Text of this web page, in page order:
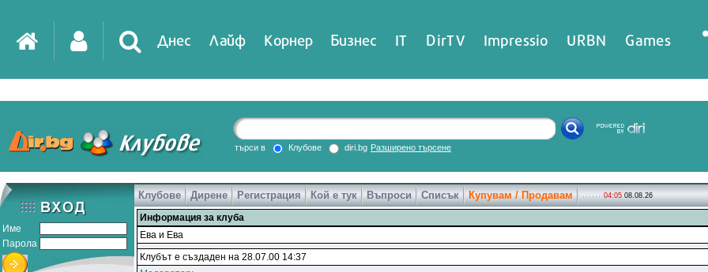
Днес Лайф Корнер Бизнес IT DirTV Impressio URBN Games
търси в Клубове diri.bg Разширено търсене
Име
Парола
Клубове Дирене Регистрация Кой е тук Въпроси Списък Купувам / Продавам 04:05 08.08.26
Информация за клуба
Ева и Ева
Клубът е създаден на 28.07.00 14:37